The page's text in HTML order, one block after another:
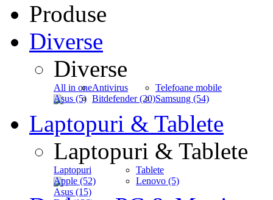
Produse
Diverse
Diverse
All in one
Asus (5)
Antivirus
Bitdefender (20)
Telefoane mobile
Samsung (54)
Laptopuri & Tablete
Laptopuri & Tablete
Laptopuri
Apple (52)
Asus (15)
Tablete
Lenovo (5)